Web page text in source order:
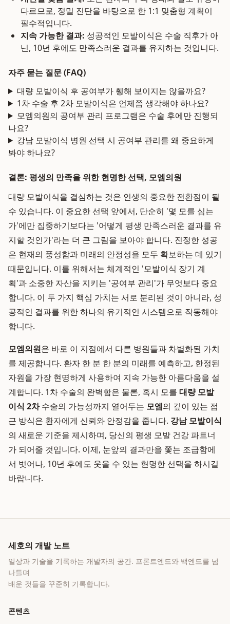
다르므로, 정밀 진단을 바탕으로 한 1:1 맞춤형 계획이
필수적입니다.
지속 가능한 결과: 성공적인 모발이식은 수술 직후가 아
닌, 10년 후에도 만족스러운 결과를 유지하는 것입니다.
자주 묻는 질문 (FAQ)
대량 모발이식 후 공여부가 휑해 보이지는 않을까요?
1차 수술 후 2차 모발이식은 언제쯤 생각해야 하나요?
모엠의원의 공여부 관리 프로그램은 수술 후에만 진행되
나요?
강남 모발이식 병원 선택 시 공여부 관리를 왜 중요하게
봐야 하나요?
결론: 평생의 만족을 위한 현명한 선택, 모엠의원
대량 모발이식을 결심하는 것은 인생의 중요한 전환점이 될
수 있습니다. 이 중요한 선택 앞에서, 단순히 '몇 모를 심는
가'에만 집중하기보다는 '어떻게 평생 만족스러운 결과를 유
지할 것인가'라는 더 큰 그림을 보아야 합니다. 진정한 성공
은 현재의 풍성함과 미래의 안정성을 모두 확보하는 데 있기
때문입니다. 이를 위해서는 체계적인 '모발이식 장기 계
획'과 소중한 자산을 지키는 '공여부 관리'가 무엇보다 중요
합니다. 이 두 가지 핵심 가치는 서로 분리된 것이 아니라, 성
공적인 결과를 위한 하나의 유기적인 시스템으로 작동해야
합니다.
모엠의원은 바로 이 지점에서 다른 병원들과 차별화된 가치
를 제공합니다. 환자 한 분 한 분의 미래를 예측하고, 한정된
자원을 가장 현명하게 사용하여 지속 가능한 아름다움을 설
계합니다. 1차 수술의 완벽함은 물론, 혹시 모를 대량 모발
이식 2차수술의 가능성까지 열어두는 모엠의 깊이 있는 접
근 방식은 환자에게 신뢰와 안정감을 줍니다. 강남 모발이식
의 새로운 기준을 제시하며, 당신의 평생 모발 건강 파트너
가 되어줄 것입니다. 이제, 눈앞의 결과만을 쫓는 조급함에
서 벗어나, 10년 후에도 웃을 수 있는 현명한 선택을 하시길
바랍니다.
세호의 개발 노트
일상과 기술을 기록하는 개발자의 공간. 프론트엔드와 백엔드를 넘
나들며
배운 것들을 꾸준히 기록합니다.
콘텐츠